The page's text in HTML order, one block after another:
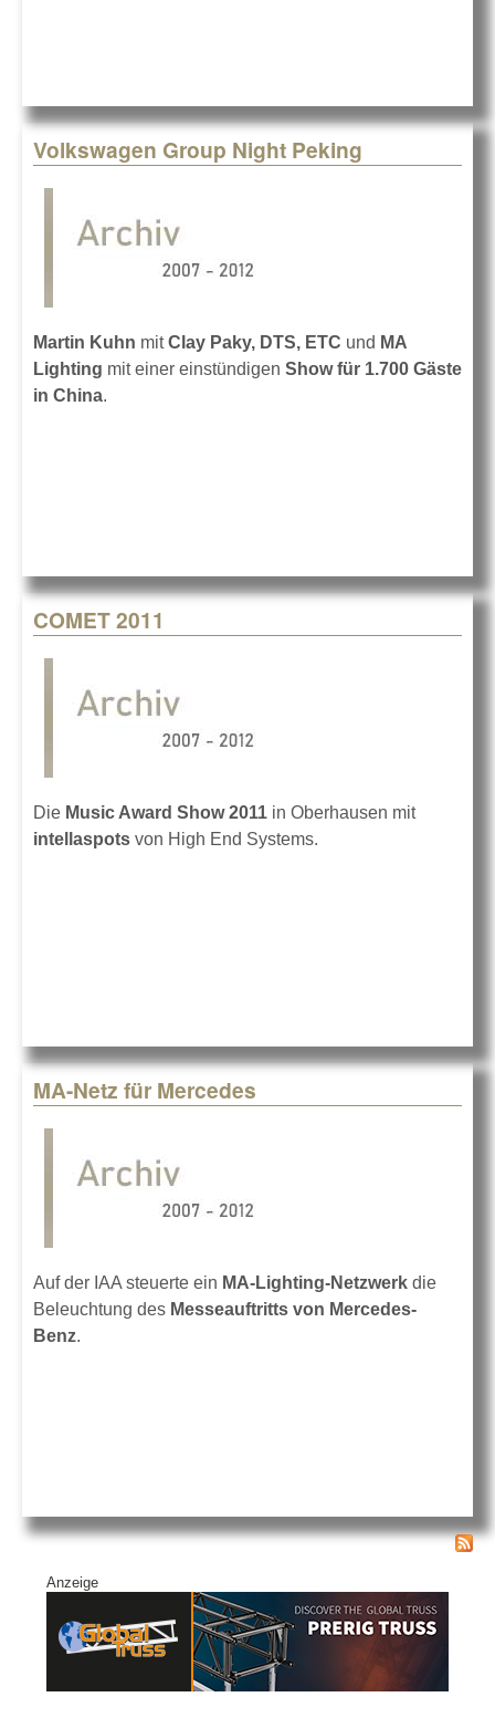
Volkswagen Group Night Peking
Martin Kuhn mitClay Paky, DTS, ETC und MA
Lighting mit einer einstündigen Show für 1.700 Gäste
in China.
COMET 2011
Die Music Award Show 2011 in Oberhausen mit
intellaspots von High End Systems.
MA-Netz für Mercedes
Auf der IAA steuerte ein MA-Lighting-Netzwerk die
Beleuchtung des Messeauftritts von Mercedes-
Benz.
Anzeige